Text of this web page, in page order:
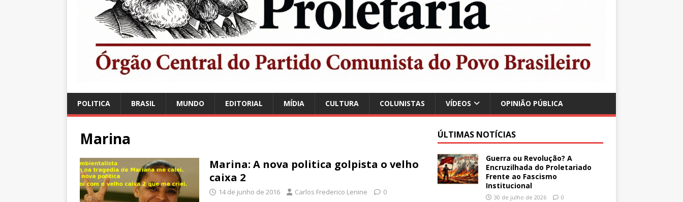
POLITICA BRASIL MUNDO EDITORIAL MÍDIA CULTURA COLUNISTAS VÍDEOS OPINIÃO PÚBLICA
Marina
Marina: A nova politica golpista o velho
caixa 2
14 de junho de 2016 Carlos Frederico Lenine 0
ÚLTIMAS NOTÍCIAS
Guerra ou Revolução? A
Encruzilhada do Proletariado
Frente ao Fascismo
Institucional
30 de julho de 2026 0